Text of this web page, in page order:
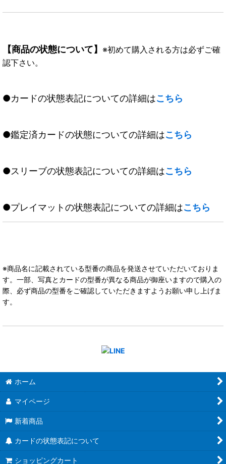
【商品の状態について】 ※初めて購入される方は必ずご確
認下さい。
●カードの状態表記についての詳細はこちら
●鑑定済カードの状態についての詳細はこちら
●スリーブの状態表記についての詳細はこちら
●プレイマットの状態表記についての詳細はこちら
※商品名に記載されている型番の商品を発送させていただいておりま
す。一部、写真とカードの型番が異なる商品が御座いますので購入の
際、必ず商品の型番をご確認していただきますようお願い申し上げま
す。
ホーム
マイページ
新着商品
カードの状態表記について
ショッピングカート